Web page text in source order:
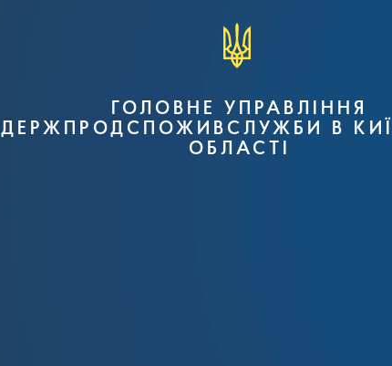
ГОЛОВНЕ УПРАВЛІННЯ
ДЕРЖПРОДСПОЖИВСЛУЖБИ В
ОБЛАСТІ